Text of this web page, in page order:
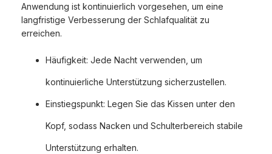
Anwendung ist kontinuierlich vorgesehen, um eine
langfristige Verbesserung der Schlafqualität zu
erreichen.
Häufigkeit: Jede Nacht verwenden, um
kontinuierliche Unterstützung sicherzustellen.
Einstiegspunkt: Legen Sie das Kissen unter den
Kopf, sodass Nacken und Schulterbereich stabile
Unterstützung erhalten.